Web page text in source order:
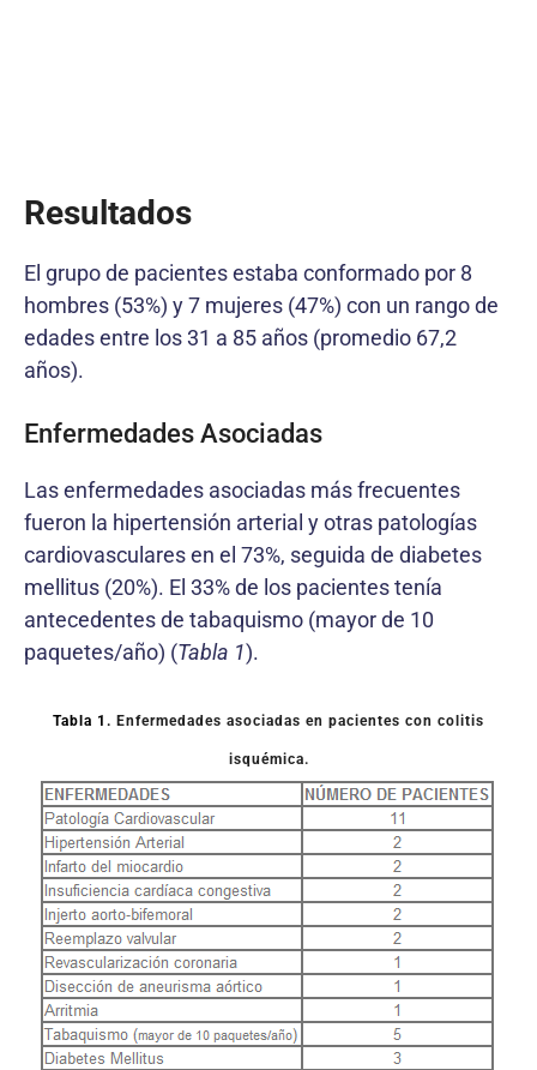
Resultados
El grupo de pacientes estaba conformado por 8
hombres (53%) y 7 mujeres (47%) con un rango de
edades entre los 31 a 85 años (promedio 67,2
años).
Enfermedades Asociadas
Las enfermedades asociadas más frecuentes
fueron la hipertensión arterial y otras patologías
cardiovasculares en el 73%, seguida de diabetes
mellitus (20%). El 33% de los pacientes tenía
antecedentes de tabaquismo (mayor de 10
paquetes/año) (Tabla 1).
Tabla 1. Enfermedades asociadas en pacientes con colitis
isquémica.